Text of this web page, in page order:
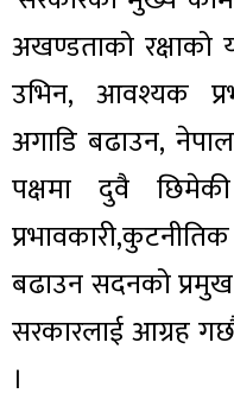
अखण्डताको रक्षाको
उभिन, आवश्यक
अगाडि बढाउन,
पक्षमा दुवै छिमेकी
बढाउन सदनको प्रमुख
सरकारलाई आग्रह
।